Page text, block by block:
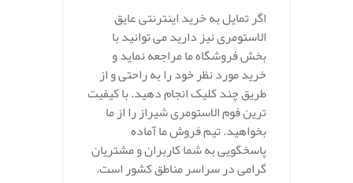
اگر تمایل به خرید اینترنتی عایق
الاستومری نیز دارید می توانید با
بخش فروشگاه ما مراجعه نماید و
خرید مورد نظر خود را به راحتی و از
طریق چند کلیک انجام دهید. با کیفیت
ترین فوم الاستومری شیراز را از ما
بخواهید. تیم فروش ما آماده
پاسخگویی به شما کاربران و مشتریان
گرامی در سراسر مناطق کشور است.